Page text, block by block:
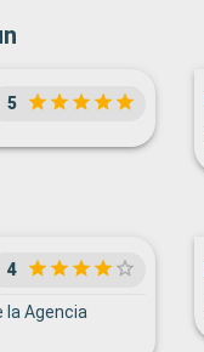
5
4
la Agencia